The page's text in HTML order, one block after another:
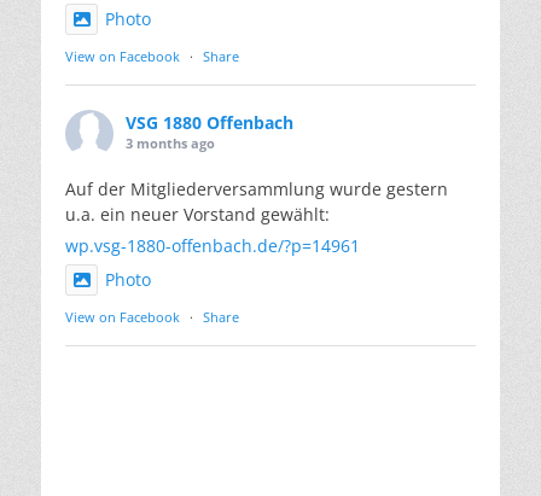
Photo
View on Facebook · Share
VSG 1880 Offenbach
3 months ago
Auf der Mitgliederversammlung wurde gestern
u.a. ein neuer Vorstand gewählt:
wp.vsg-1880-offenbach.de/?p=14961
Photo
View on Facebook · Share